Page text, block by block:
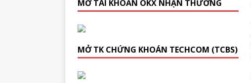
MỞ TÀI KHOẢN OKX NHẬN THƯỞNG
MỞ TK CHỨNG KHOÁN TECHCOM (TCBS)